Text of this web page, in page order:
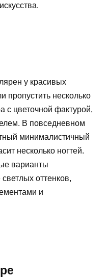
у красивых
пропустить несколько
с цветочной фактурой,
В повседневном
минималистичный
несколько ногтей.
варианты
оттенков,
и